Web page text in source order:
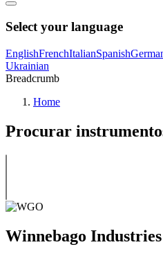
Select your language
EnglishFrenchItalianSpanish
Ukrainian
Breadcrumb
Home
Procurar
Winnebago